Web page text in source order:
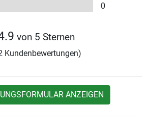
0
von 5 Sternen
Kundenbewertungen)
ANZEIGEN